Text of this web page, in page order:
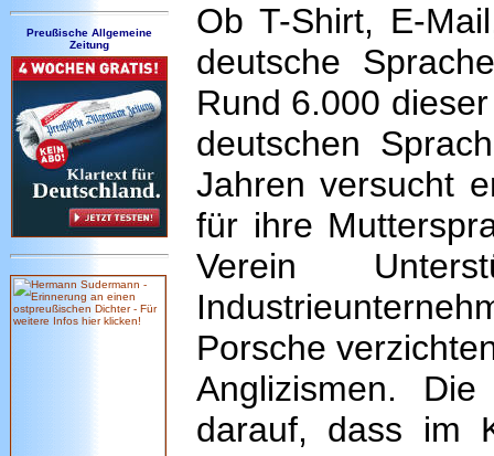
Preußische Allgemeine
Zeitung
Ob T-Shirt, E-
deutsche
Rund 6.000
deutschen
Jahren versucht
für ihre
Verein
Porsche
Anglizismen.
darauf, dass im